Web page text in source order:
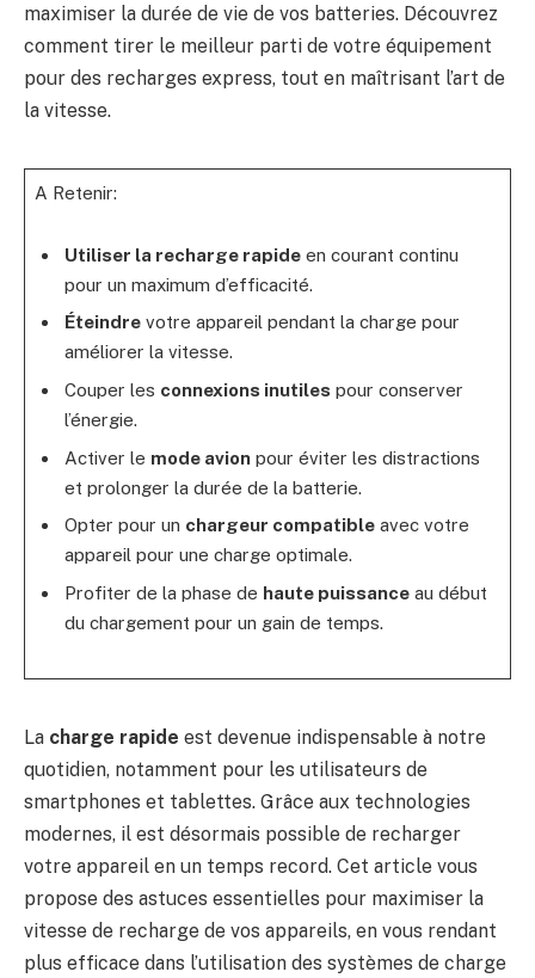
maximiser la durée de vie de vos batteries. Découvrez
comment tirer le meilleur parti de votre équipement
pour des recharges express, tout en maîtrisant l’art de
la vitesse.
A Retenir:
Utiliser la recharge rapideen courant continu
pour un maximum d’efficacité.
Éteindrevotre appareil pendant la charge pour
améliorer la vitesse.
Couper les connexions inutiles pour conserver
l’énergie.
Activer le mode avionpour éviter les distractions
et prolonger la durée de la batterie.
Opter pour un chargeur compatibleavec votre
appareil pour une charge optimale.
Profiter de la phase de haute puissanceau début
du chargement pour un gain de temps.
La charge rapide est devenue indispensable à notre
quotidien, notamment pour les utilisateurs de
smartphones et tablettes. Grâce aux technologies
modernes, il est désormais possible de recharger
votre appareil en un temps record. Cet article vous
propose des astuces essentielles pour maximiser la
vitesse de recharge de vos appareils, en vous rendant
plus efficace dans l’utilisation des systèmes de charge